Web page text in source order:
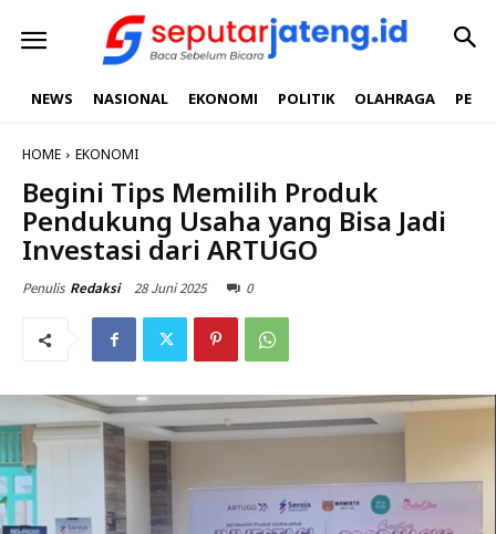
NEWS NASIONAL EKONOMI POLITIK OLAHRAGA
HOME EKONOMI
Begini Tips Memilih Produk
Pendukung Usaha yang Bisa Jadi
Investasi dari ARTUGO
Penulis Redaksi 28 Juni 2025 0